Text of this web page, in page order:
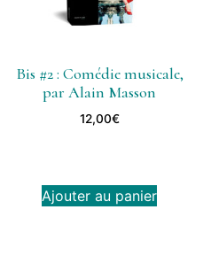
Bis #2 : Comédie musicale,
par Alain Masson
12,00€
Ajouter au panier